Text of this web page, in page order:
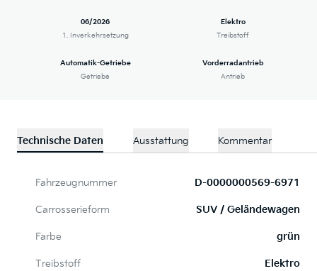
06/2026
1. Inverkehrsetzung
Elektro
Treibstoff
Automatik-Getriebe
Getriebe
Vorderradantrieb
Antrieb
Technische Daten Ausstattung Kommentar
Fahrzeugnummer D-0000000569-6971
Carrosserieform SUV / Geländewagen
Farbe grün
Treibstoff Elektro